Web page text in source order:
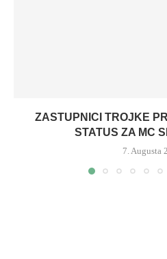
ZASTUPNICI TROJKE
STATUS ZA MC
7. Augusta